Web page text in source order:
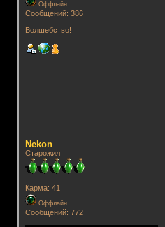
Оффлайн
Сообщений: 386
Волшебство!
Nekon
Старожил
Карма: 41
Оффлайн
Сообщений: 772